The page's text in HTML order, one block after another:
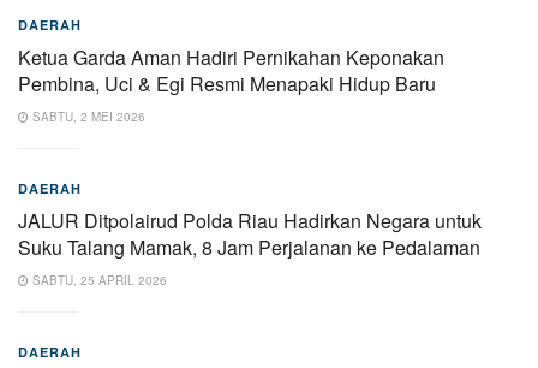
DAERAH
Ketua Garda Aman Hadiri Pernikahan Keponakan
Pembina, Uci & Egi Resmi Menapaki Hidup Baru
SABTU, 2 MEI 2026
DAERAH
JALUR Ditpolairud Polda Riau Hadirkan Negara untuk
Suku Talang Mamak, 8 Jam Perjalanan ke Pedalaman
SABTU, 25 APRIL 2026
DAERAH